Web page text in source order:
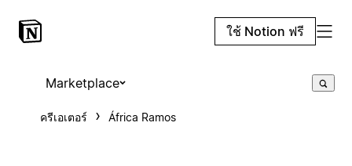
ใช้ Notion ฟรี
Marketplace
ครีเอเตอร์ África Ramos